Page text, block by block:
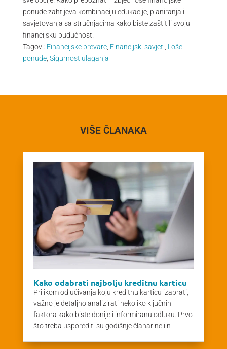
ponude zahtijeva kombinaciju edukacije, planiranja i
savjetovanja sa stručnjacima kako biste zaštitili svoju
financijsku budućnost.
Tagovi: Financijske prevare, Financijski savjeti Loše
ponude, Sigurnost ulaganja
VIŠE ČLANAKA
Kako odabrati najbolju kreditnu karticu
Prilikom odlučivanja koju kreditnu karticu izabrati,
važno je detaljno analizirati nekoliko ključnih
faktora kako biste donijeli informiranu odluku. Prvo
što treba usporediti su godišnje članarine i n